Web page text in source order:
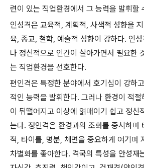
련이 있는 직업환경에서 그 능력을 발휘할
인성격은 교육적, 계획적, 사색적 성향을
육, 종교, 철학, 예술적 성향이 강하다. 인성
나 정신적으로 인간이 살아가면서 필요한
는 직업환경을 선호한다.
편인격은 특정한 분야에서 호기심이 강하
적인 능력을 발휘한다. 그러나 환경이 적
이 뒤떨어지고 이상에 얽매이기 쉽고 정신
는다. 정인격은 환경과의 조화를 중시하며
적, 타이틀, 명분, 체면을 중요하게 여기며
차별화를 좋아한다. 격국의 특성을 안성재